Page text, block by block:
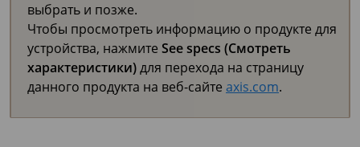
выбрать и позже.
Чтобы просмотреть информацию о продукте для
устройства, нажмите See specs (Смотреть
характеристики)для перехода на страницу
данного продукта на веб-сайте axis.com.